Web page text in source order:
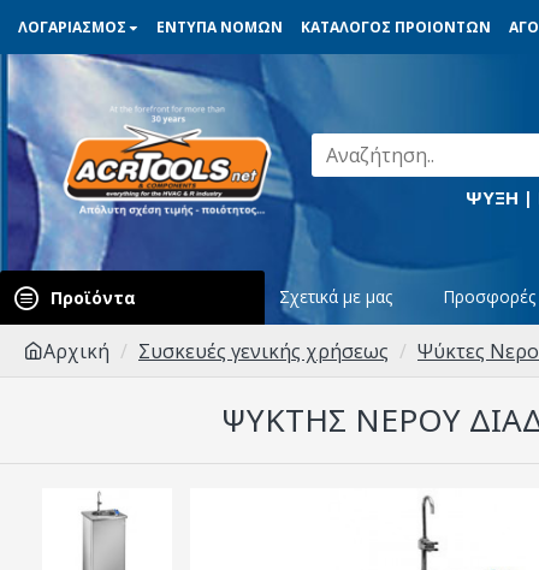
ΛΟΓΑΡΙΑΣΜΟΣ ΕΝΤΥΠΑ ΝΟΜΩΝ ΚΑΤΑΛΟΓΟΣ ΠΡΟΙΟΝΤΩΝ
ΨΥΞΗ |
Προϊόντα Σχετικά με μας Προσφορές
Αρχική Συσκευές γενικής χρήσεως Ψύκτες
ΨΥΚΤΗΣ ΝΕΡΟΥ